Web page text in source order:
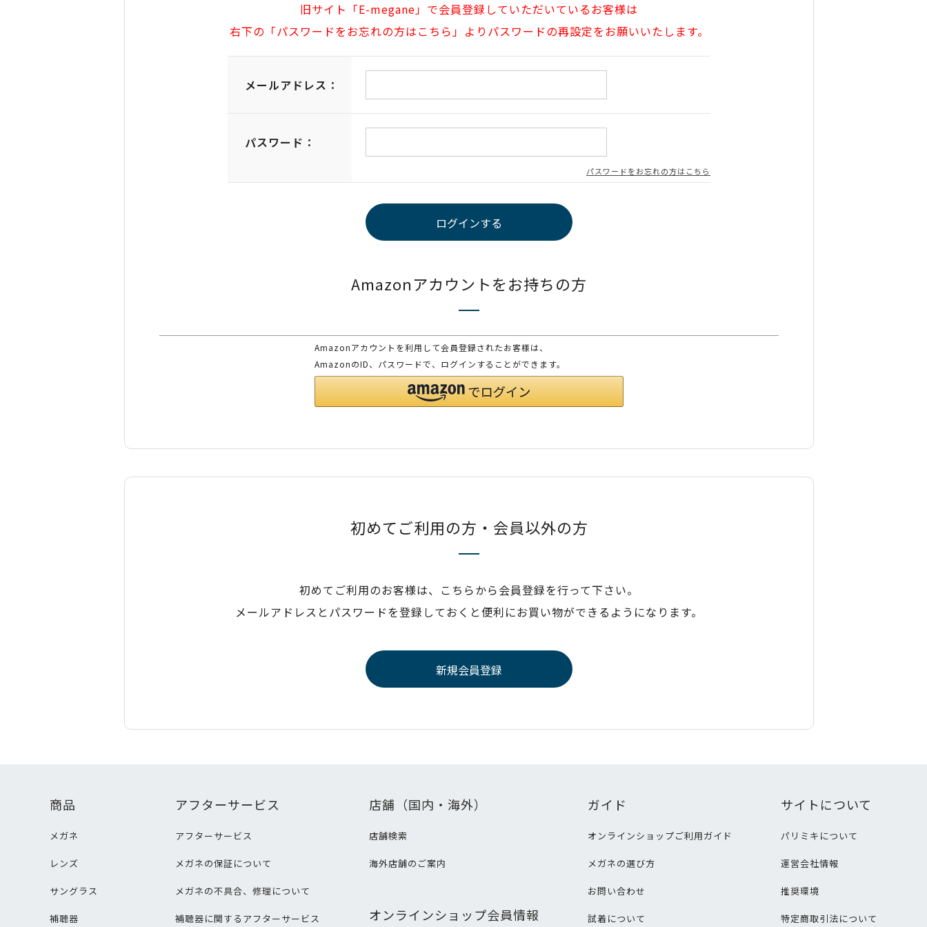
旧サイト「E-megane」で会員登録していただいているお客様は
右下の「パスワードをお忘れの方はこちら」よりパスワードの再設定をお願いいたします。
メールアドレス：
パスワード：
パスワードをお忘れの方はこちら
Amazonアカウントをお持ちの方
Amazonアカウントを利用して会員登録されたお客様は、
AmazonのID、パスワードで、ログインすることができます。
初めてご利用の方・会員以外の方
初めてご利用のお客様は、こちらから会員登録を行って下さい。
メールアドレスとパスワードを登録しておくと便利にお買い物ができるようになります。
商品
メガネ
レンズ
サングラス
補聴器
アフターサービス
アフターサービス
メガネの保証について
メガネの不具合、修理について
補聴器に関するアフターサービス
店舗（国内・海外）
店舗検索
海外店舗のご案内
オンラインショップ会員情報
ガイド
オンラインショップご利用ガイド
メガネの選び方
お問い合わせ
試着について
サイトについて
パリミキについて
運営会社情報
推奨環境
特定商取引法について